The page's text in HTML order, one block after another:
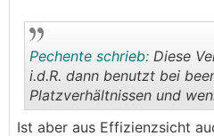
..
Pechente schrieb: Diese
i.d.R. dann benutzt bei
Platzverhältnissen und
Ist aber aus Effizienzsicht